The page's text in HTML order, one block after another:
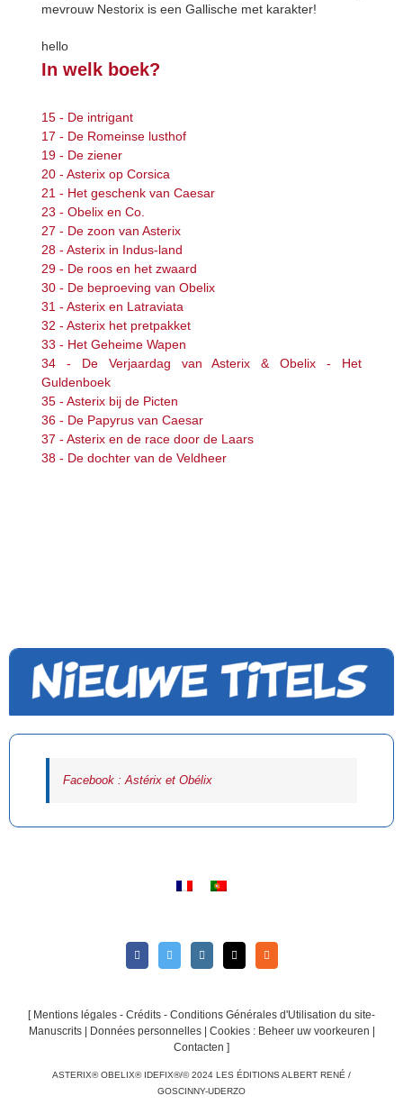
mevrouw Nestorix is een Gallische met karakter!
hello
In welk boek?
15 - De intrigant
17 - De Romeinse lusthof
19 - De ziener
20 - Asterix op Corsica
21 - Het geschenk van Caesar
23 - Obelix en Co.
27 - De zoon van Asterix
28 - Asterix in Indus-land
29 - De roos en het zwaard
30 - De beproeving van Obelix
31 - Asterix en Latraviata
32 - Asterix het pretpakket
33 - Het Geheime Wapen
34 - De Verjaardag van Asterix & Obelix - Het
Guldenboek
35 - Asterix bij de Picten
36 - De Papyrus van Caesar
37 - Asterix en de race door de Laars
38 - De dochter van de Veldheer
Facebook : Astérix et Obélix
[ Mentions légales - Crédits - Conditions Générales d'Utilisation du site-
Manuscrits| Données personnelles| Cookies : Beheer uw voorkeuren
Contacten ]
ASTERIX® OBELIX® IDEFIX®/© 2024 LES ÉDITIONS ALBERT RENÉ /
GOSCINNY-UDERZO